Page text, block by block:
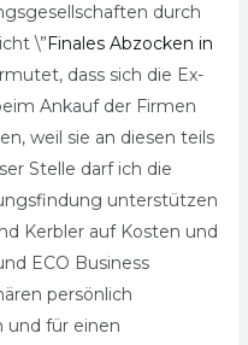
durch
\”Finales Abzocken in
dass sich die Ex-
Ankauf der Firmen
weil sie an diesen teils
Stelle darf ich die
unterstützen
Kerbler auf Kosten und
ECO Business
persönlich
und für einen